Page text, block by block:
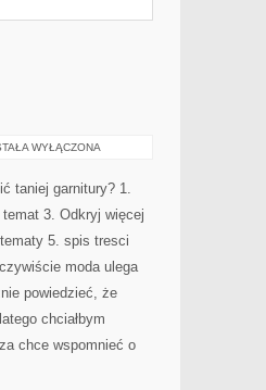
WYŁĄCZONA
taniej garnitury? 1.
3. Odkryj więcej
5. spis tresci
moda ulega
powiedzieć, że
chciałbym
chce wspomnieć o